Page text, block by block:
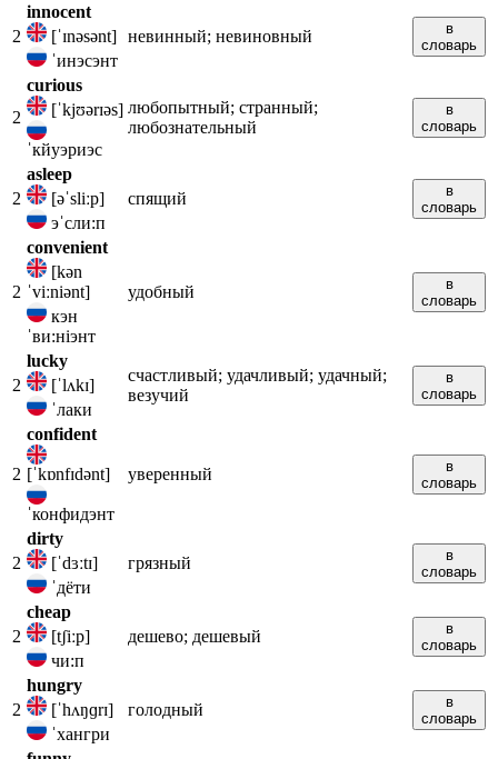
2
innocent
[ˈɪnəsənt]
ˈинэсэнт
невинный; невиновный
в
словарь
2
curious
[ˈkjʊərɪəs]
ˈкйуэриэс
любопытный; странный;
любознательный
в
словарь
2
asleep
[əˈsliːp]
эˈсли:п
спящий
в
словарь
2
convenient
[kən
ˈviːniənt]
кэн
ˈви:нiэнт
удобный
в
словарь
2
lucky
[ˈlʌkɪ]
ˈлаки
счастливый; удачливый; удачный;
везучий
в
словарь
2
confident
[ˈkɒnfɪdənt]
ˈконфидэнт
уверенный
в
словарь
2
dirty
[ˈdɜːtɪ]
ˈдёти
грязный
в
словарь
2
cheap
[tʃiːp]
чи:п
дешево; дешевый
в
словарь
2
hungry
[ˈhʌŋɡrɪ]
ˈхангри
голодный
в
словарь